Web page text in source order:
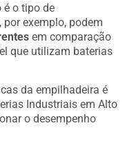
é o tipo de
exemplo, podem
em comparação
que utilizam baterias
da empilhadeira é
Industriais em Alto
o desempenho